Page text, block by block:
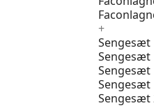
+
Sengesæt
Sengesæt
Sengesæt
Sengesæt
Sengesæt